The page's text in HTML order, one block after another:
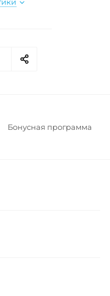
Бонусная программа